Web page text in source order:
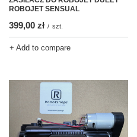
ROBOJET SENSUAL
399,00 zł / szt.
+ Add to compare